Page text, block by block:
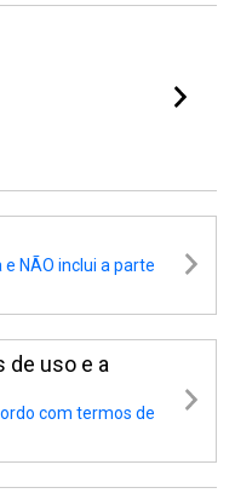
NÃO inclui a parte
de uso e a
com termos de